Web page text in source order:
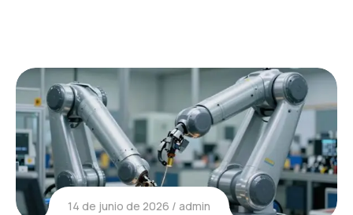
14 de junio de 2026
admin